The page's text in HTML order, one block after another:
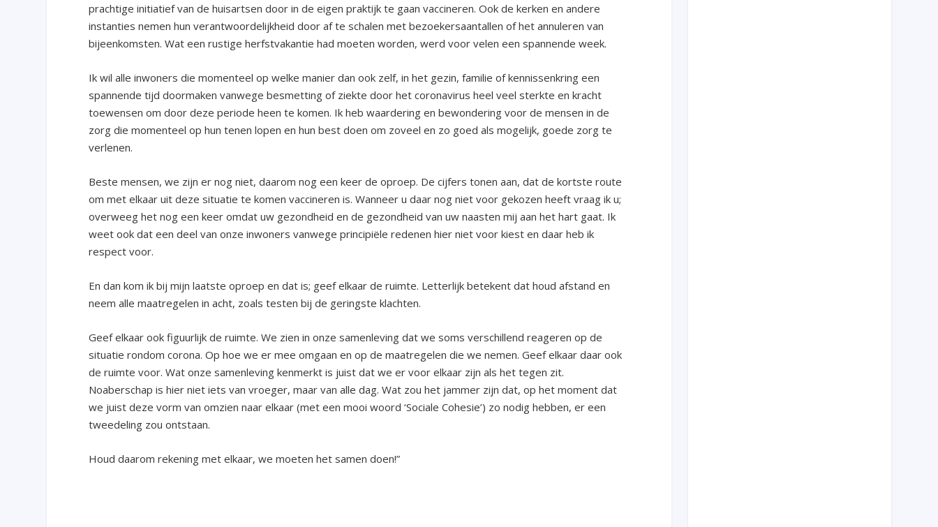
prachtige initiatief van de huisartsen door in de eigen praktijk te gaan vaccineren. Ook de kerken en andere
instanties nemen hun verantwoordelijkheid door af te schalen met bezoekersaantallen of het annuleren van
bijeenkomsten. Wat een rustige herfstvakantie had moeten worden, werd voor velen een spannende week.
Ik wil alle inwoners die momenteel op welke manier dan ook zelf, in het gezin, familie of kennissenkring een
spannende tijd doormaken vanwege besmetting of ziekte door het coronavirus heel veel sterkte en kracht
toewensen om door deze periode heen te komen. Ik heb waardering en bewondering voor de mensen in de
zorg die momenteel op hun tenen lopen en hun best doen om zoveel en zo goed als mogelijk, goede zorg te
verlenen.
Beste mensen, we zijn er nog niet, daarom nog een keer de oproep. De cijfers tonen aan, dat de kortste route
om met elkaar uit deze situatie te komen vaccineren is. Wanneer u daar nog niet voor gekozen heeft vraag ik u;
overweeg het nog een keer omdat uw gezondheid en de gezondheid van uw naasten mij aan het hart gaat. Ik
weet ook dat een deel van onze inwoners vanwege principiële redenen hier niet voor kiest en daar heb ik
respect voor.
En dan kom ik bij mijn laatste oproep en dat is; geef elkaar de ruimte. Letterlijk betekent dat houd afstand en
neem alle maatregelen in acht, zoals testen bij de geringste klachten.
Geef elkaar ook figuurlijk de ruimte. We zien in onze samenleving dat we soms verschillend reageren op de
situatie rondom corona. Op hoe we er mee omgaan en op de maatregelen die we nemen. Geef elkaar daar ook
de ruimte voor. Wat onze samenleving kenmerkt is juist dat we er voor elkaar zijn als het tegen zit.
Noaberschap is hier niet iets van vroeger, maar van alle dag. Wat zou het jammer zijn dat, op het moment dat
we juist deze vorm van omzien naar elkaar (met een mooi woord ‘Sociale Cohesie’) zo nodig hebben, er een
tweedeling zou ontstaan.
Houd daarom rekening met elkaar, we moeten het samen doen!”